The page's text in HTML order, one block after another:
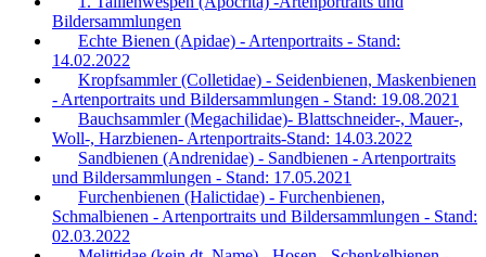
Bildersammlungen
Echte Bienen (Apidae) - Artenportraits - Stand:
14.02.2022
Kropfsammler (Colletidae) - Seidenbienen, Maskenbienen
- Artenportraits und Bildersammlungen - Stand: 19.08.2021
Bauchsammler (Megachilidae)- Blattschneider-, Mauer-,
Woll-, Harzbienen- Artenportraits-Stand: 14.03.2022
Sandbienen (Andrenidae) - Sandbienen - Artenportraits
und Bildersammlungen - Stand: 17.05.2021
Furchenbienen (Halictidae) - Furchenbienen,
Schmalbienen - Artenportraits und Bildersammlungen - Stand:
02.03.2022